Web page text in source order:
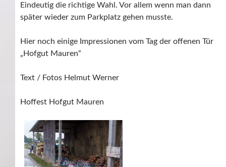
Eindeutig die richtige Wahl. Vor allem wenn man dann
später wieder zum Parkplatz gehen musste.
Hier noch einige Impressionen vom Tag der offenen Tür
„Hofgut Mauren“
Text / Fotos Helmut Werner
Hoffest Hofgut Mauren